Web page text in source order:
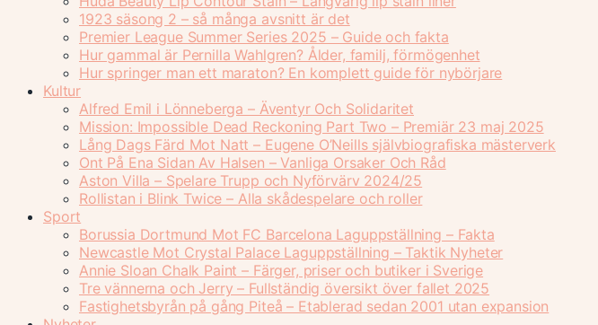
1923 säsong 2 – så många avsnitt är det
Premier League Summer Series 2025 – Guide och fakta
Hur gammal är Pernilla Wahlgren? Ålder, familj, förmögenhet
Hur springer man ett maraton? En komplett guide för nybörjare
Kultur
Alfred Emil i Lönneberga – Äventyr Och Solidaritet
Mission: Impossible Dead Reckoning Part Two – Premiär 23 maj 2025
Lång Dags Färd Mot Natt – Eugene O’Neills självbiografiska mästerverk
Ont På Ena Sidan Av Halsen – Vanliga Orsaker Och Råd
Aston Villa – Spelare Trupp och Nyförvärv 2024/25
Rollistan i Blink Twice – Alla skådespelare och roller
Sport
Borussia Dortmund Mot FC Barcelona Laguppställning – Fakta
Newcastle Mot Crystal Palace Laguppställning – Taktik Nyheter
Annie Sloan Chalk Paint – Färger, priser och butiker i Sverige
Tre vännerna och Jerry – Fullständig översikt över fallet 2025
Fastighetsbyrån på gång Piteå – Etablerad sedan 2001 utan expansion